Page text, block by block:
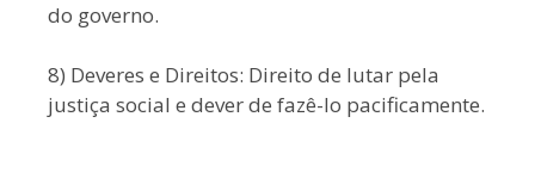
do governo.
8) Deveres e Direitos: Direito de lutar pela
justiça social e dever de fazê-lo pacificamente.